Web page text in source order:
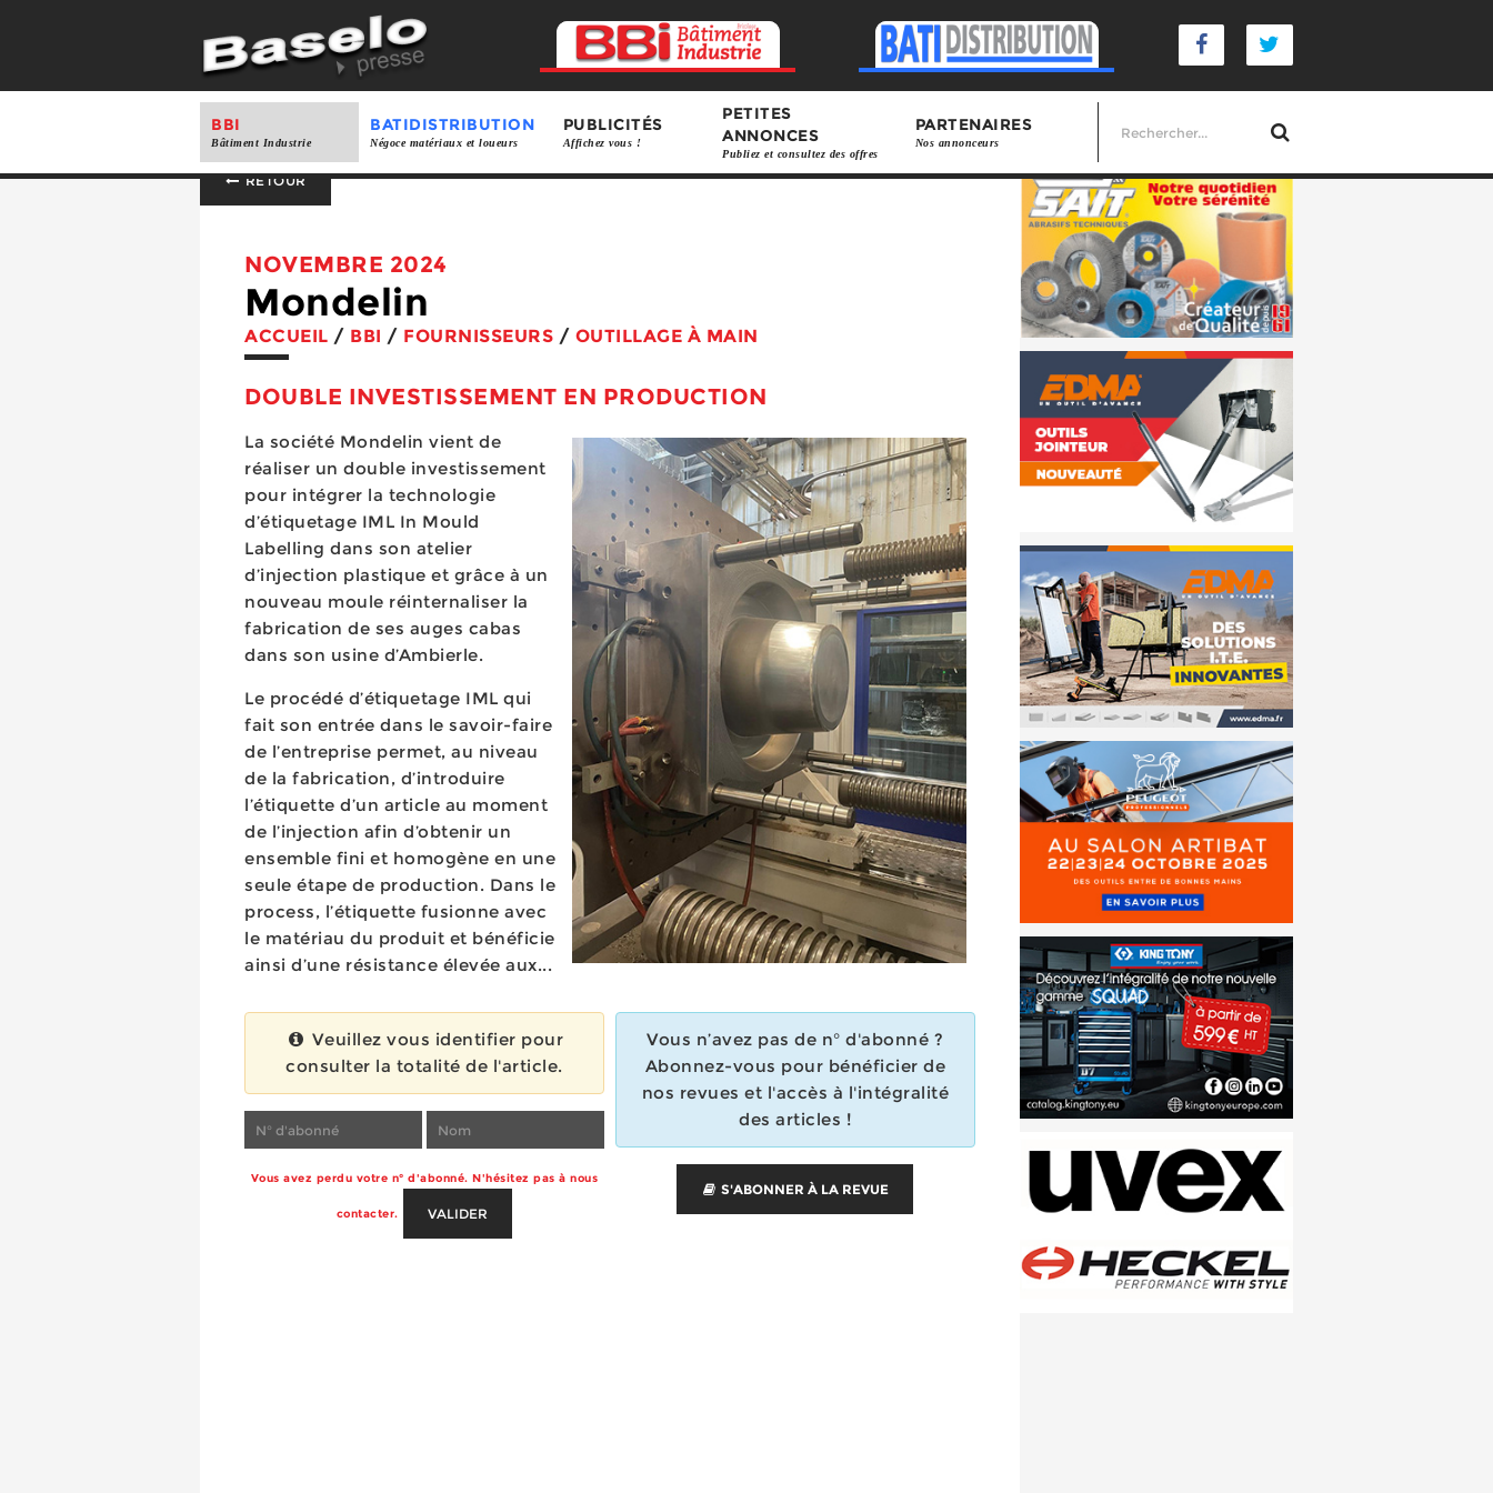
BBI
Bâtiment Industrie
BATIDISTRIBUTION
Négoce matériaux et loueurs
PUBLICITÉS
Affichez vous !
PETITES
ANNONCES
Publiez et consultez des offres
PARTENAIRES
Nos annonceurs
RETOUR
NOVEMBRE 2024
Mondelin
ACCUEIL / BBI / FOURNISSEURS / OUTILLAGE À MAIN
DOUBLE INVESTISSEMENT EN PRODUCTION
La société Mondelin vient de
réaliser un double investissement
pour intégrer la technologie
d’étiquetage IML In Mould
Labelling dans son atelier
d’injection plastique et grâce à un
nouveau moule réinternaliser la
fabrication de ses auges cabas
dans son usine d’Ambierle.
Le procédé d’étiquetage IML qui
fait son entrée dans le savoir-faire
de l’entreprise permet, au niveau
de la fabrication, d’introduire
l’étiquette d’un article au moment
de l’injection afin d’obtenir un
ensemble fini et homogène en une
seule étape de production. Dans le
process, l’étiquette fusionne avec
le matériau du produit et bénéficie
ainsi d’une résistance élevée aux...
Veuillez vous identifier pour
consulter la totalité de l'article.
Vous avez perdu votre n° d'abonné. N'hésitez pas à nous
contacter. VALIDER
Vous n’avez pas de n° d'abonné ?
Abonnez-vous pour bénéficier de
nos revues et l'accès à l'intégralité
des articles !
S'ABONNER À LA REVUE